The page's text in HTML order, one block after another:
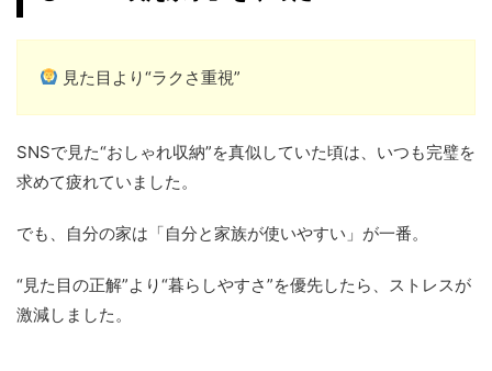
見た目より“ラクさ重視”
SNSで見た“おしゃれ収納”を真似していた頃は、いつも完璧を
求めて疲れていました。
でも、自分の家は「自分と家族が使いやすい」が一番。
“見た目の正解”より“暮らしやすさ”を優先したら、ストレスが
激減しました。